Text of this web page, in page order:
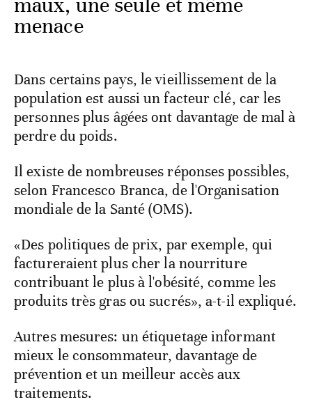
menace
Dans certains pays, le vieillissement de la
population est aussi un facteur clé, car les
personnes plus âgées ont davantage de mal à
perdre du poids.
Il existe de nombreuses réponses possibles,
selon Francesco Branca, de l'Organisation
mondiale de la Santé (OMS).
«Des politiques de prix, par exemple, qui
factureraient plus cher la nourriture
contribuant le plus à l'obésité, comme les
produits très gras ou sucrés», a-t-il expliqué.
Autres mesures: un étiquetage informant
mieux le consommateur, davantage de
prévention et un meilleur accès aux
traitements.